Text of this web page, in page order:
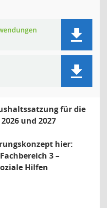
für die
und 2027
hier:
3 –
Hilfen